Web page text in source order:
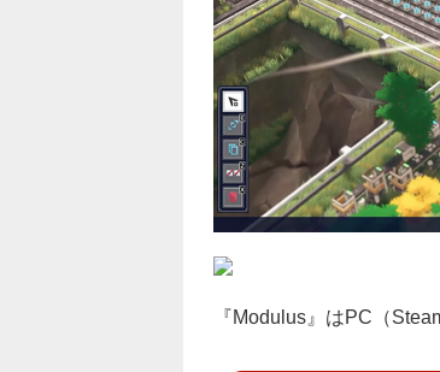
『Modulus』はPC（